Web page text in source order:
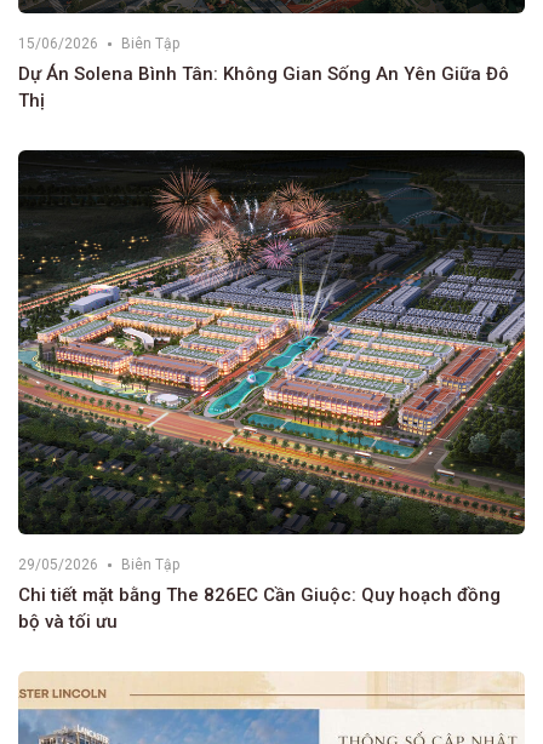
15/06/2026 Biên Tập
Dự Án Solena Bình Tân: Không Gian Sống An Yên Giữa Đô
Thị
29/05/2026 Biên Tập
Chi tiết mặt bằng The 826EC Cần Giuộc: Quy hoạch đồng
bộ và tối ưu